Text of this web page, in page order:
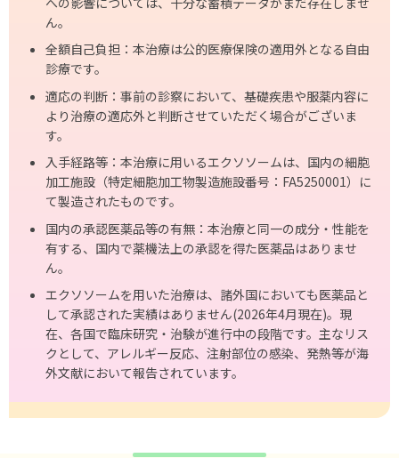
ん。
全額自己負担：本治療は公的医療保険の適用外となる自由
診療です。
適応の判断：事前の診察において、基礎疾患や服薬内容に
より治療の適応外と判断させていただく場合がございま
す。
入手経路等：本治療に用いるエクソソームは、国内の細胞
加工施設（特定細胞加工物製造施設番号：FA5250001）に
て製造されたものです。
国内の承認医薬品等の有無：本治療と同一の成分・性能を
有する、国内で薬機法上の承認を得た医薬品はありませ
ん。
エクソソームを⽤いた治療は、諸外国においても医薬品と
して承認された実績はありません(2026年4⽉現在)。現
在、各国で臨床研究・治験が進⾏中の段階です。主なリス
クとして、アレルギー反応、注射部位の感染、発熱等が海
外⽂献において報告されています。